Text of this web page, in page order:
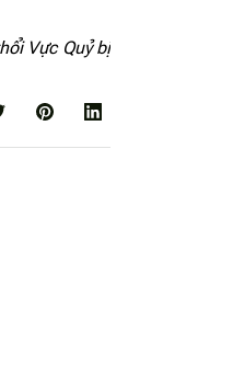
Vực Quỷ bị